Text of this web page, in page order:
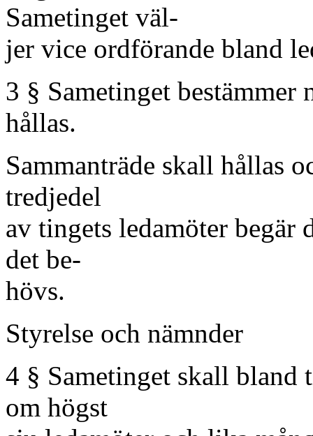
Sametinget väl-
jer vice ordförande bland
3 § Sametinget bestämmer
hållas.
Sammanträde skall hållas
tredjedel
av tingets ledamöter begär
det be-
hövs.
Styrelse och nämnder
4 § Sametinget skall bland
om högst